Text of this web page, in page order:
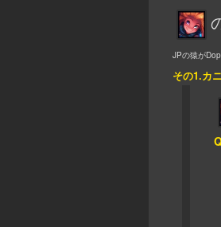
JPの猿が
その1.カ